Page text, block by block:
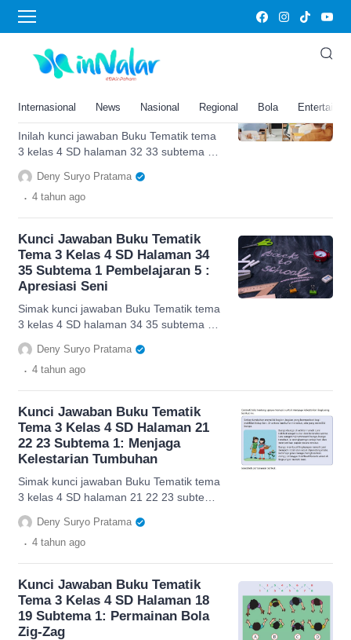
Internasional News Nasional Regional Bola
kunci jawaban Buku Tematik tema 3 kelas 4
SD
Kunci Jawaban Buku Tematik
33 Subtema 1 Pembelajaran 5
Inilah kunci jawaban Buku Tematik tema
3 kelas 4 SD halaman 32 33 subtema 1
pembelajaran 5, cek di sini.
Deny Suryo Pratama
. 4 tahun ago
Kunci Jawaban Buku Tematik
Tema 3 Kelas 4 SD Halaman 34
35 Subtema 1 Pembelajaran 5 :
Apresiasi Seni
Simak kunci jawaban Buku Tematik tema
3 kelas 4 SD halaman 34 35 subtema 1
pembelajaran 5 tentang apresiasi seni.
Deny Suryo Pratama
. 4 tahun ago
Kunci Jawaban Buku Tematik
Tema 3 Kelas 4 SD Halaman 21
22 23 Subtema 1: Menjaga
Kelestarian Tumbuhan
Simak kunci jawaban Buku Tematik tema
3 kelas 4 SD halaman 21 22 23 subtema
1 terkait menjaga kelestarian tumbuhan.
Deny Suryo Pratama
. 4 tahun ago
Kunci Jawaban Buku Tematik
Tema 3 Kelas 4 SD Halaman 18
19 Subtema 1: Permainan Bola
Zig-Zag